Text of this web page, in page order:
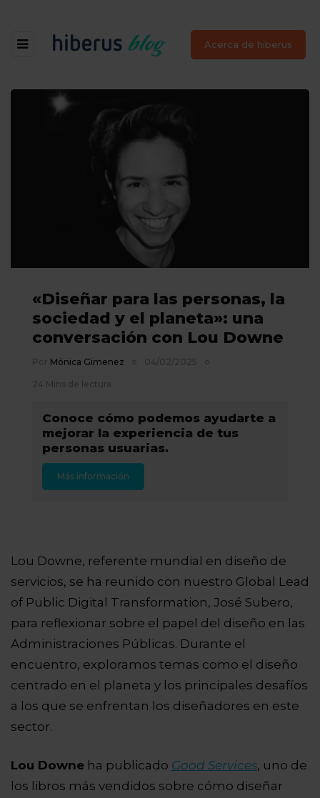
Acerca de hiberus
«Diseñar para las personas, la
sociedad y el planeta»: una
conversación con Lou Downe
Por Mónica Gimenez 04/02/2025
24 Mins de lectura
Conoce cómo podemos ayudarte a
mejorar la experiencia de tus
personas usuarias.
Más información
Lou Downe, referente mundial en diseño de
servicios, se ha reunido con nuestro Global Lead
of Public Digital Transformation, José Subero,
para reflexionar sobre el papel del diseño en las
Administraciones Públicas. Durante el
encuentro, exploramos temas como el diseño
centrado en el planeta y los principales desafíos
a los que se enfrentan los diseñadores en este
sector.
Lou Downe ha publicado Good Services, uno de
los libros más vendidos sobre cómo diseñar